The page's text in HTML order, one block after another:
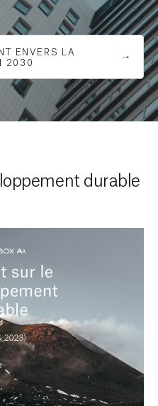
ENVERS LA
2030
durable